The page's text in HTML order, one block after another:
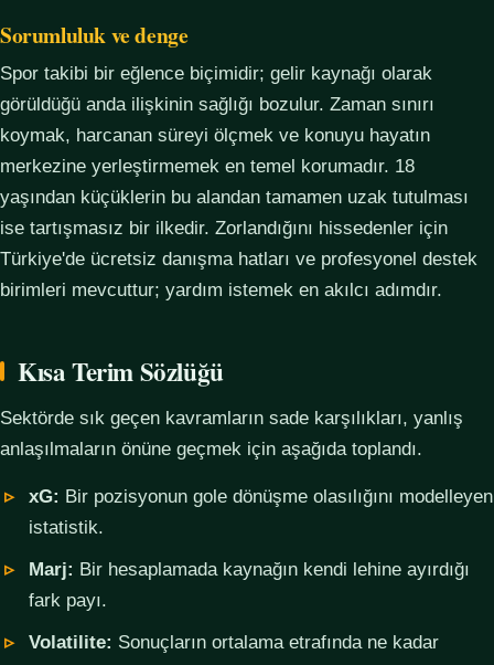
Sorumluluk ve denge
Spor takibi bir eğlence biçimidir; gelir kaynağı olarak
görüldüğü anda ilişkinin sağlığı bozulur. Zaman sınırı
koymak, harcanan süreyi ölçmek ve konuyu hayatın
merkezine yerleştirmemek en temel korumadır. 18
yaşından küçüklerin bu alandan tamamen uzak tutulması
ise tartışmasız bir ilkedir. Zorlandığını hissedenler için
Türkiye'de ücretsiz danışma hatları ve profesyonel destek
birimleri mevcuttur; yardım istemek en akılcı adımdır.
Kısa Terim Sözlüğü
Sektörde sık geçen kavramların sade karşılıkları, yanlış
anlaşılmaların önüne geçmek için aşağıda toplandı.
xG: Bir pozisyonun gole dönüşme olasılığını modelleyen
istatistik.
Marj: Bir hesaplamada kaynağın kendi lehine ayırdığı
fark payı.
Volatilite: Sonuçların ortalama etrafında ne kadar